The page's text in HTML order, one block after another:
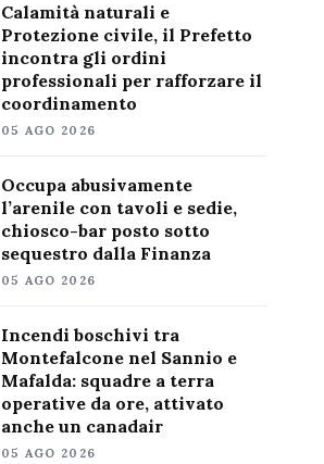
Calamità naturali e
Protezione civile, il Prefetto
incontra gli ordini
professionali per rafforzare il
coordinamento
05 AGO 2026
Occupa abusivamente
l’arenile con tavoli e sedie,
chiosco-bar posto sotto
sequestro dalla Finanza
05 AGO 2026
Incendi boschivi tra
Montefalcone nel Sannio e
Mafalda: squadre a terra
operative da ore, attivato
anche un canadair
05 AGO 2026